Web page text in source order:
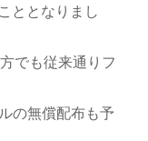
ととなりまし
でも従来通りフ
の無償配布も予